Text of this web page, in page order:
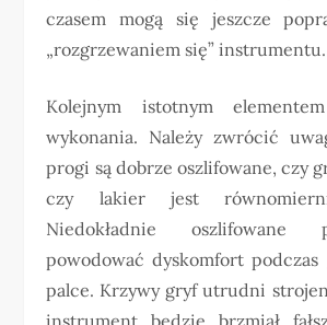
czasem mogą się jeszcze
„rozgrzewaniem się” instrumentu.
Kolejnym istotnym
wykonania. Należy zwrócić
progi są dobrze oszlifowane, czy
czy lakier jest
Niedokładnie oszlifowane
powodować dyskomfort
palce. Krzywy gryf utrudni
instrument będzie brzmiał